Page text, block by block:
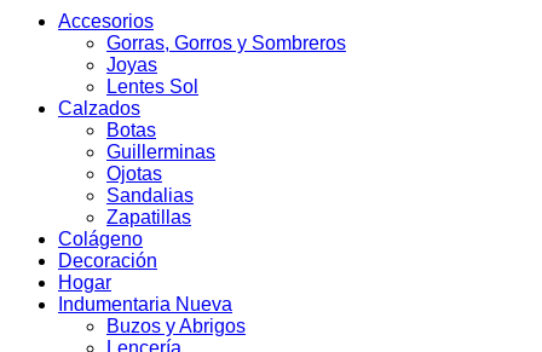
Accesorios
Gorras, Gorros y Sombreros
Joyas
Lentes Sol
Calzados
Botas
Guillerminas
Ojotas
Sandalias
Zapatillas
Colágeno
Decoración
Hogar
Indumentaria Nueva
Buzos y Abrigos
Lencería